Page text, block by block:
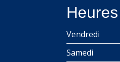
Vendredi
Samedi